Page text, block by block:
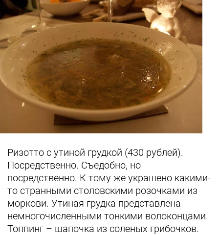
Ризотто с утиной грудкой (430 рублей).
Посредственно. Съедобно, но
посредственно. К тому же украшено какими-
то странными столовскими розочками из
моркови. Утиная грудка представлена
немногочисленными тонкими волоконцами.
Топпинг – шапочка из соленых грибочков.